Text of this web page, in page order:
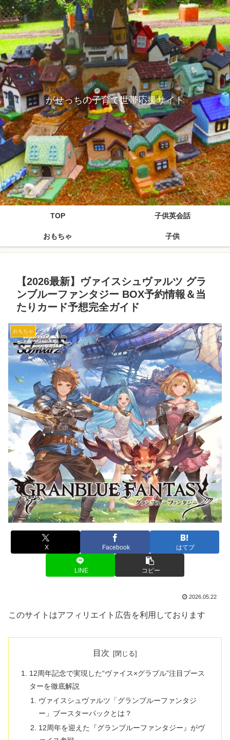
がせっちの子育て世帯応援サイト
TOP 子供英会話
おもちゃ 子供
【2026最新】ヴァイスシュヴァルツ グラ
ンブルーファンタジー BOX予約情報＆当
たりカード予想完全ガイド
おもちゃ
X Facebook はてブ
LINE コピー
2026.05.22
このサイトはアフィリエイト広告を利用しております
目次
12周年記念で実現した“ヴァイス×グラブル”注目ブース
ターを徹底解説
ヴァイスシュヴァルツ「グランブルーファンタジ
ー」ブースターパックとは？
12周年を迎えた『グランブルーファンタジー』がヴ